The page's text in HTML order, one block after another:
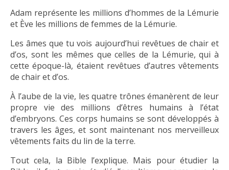
Adam représente les millions d’hommes de la Lémurie
et Ève les millions de femmes de la Lémurie.
Les âmes que tu vois aujourd’hui revêtues de chair et
d’os, sont les mêmes que celles de la Lémurie, qui à
cette époque-là, étaient revêtues d’autres vêtements
de chair et d’os.
À l’aube de la vie, les quatre trônes émanèrent de leur
propre vie des millions d’êtres humains à l’état
d’embryons. Ces corps humains se sont développés à
travers les âges, et sont maintenant nos merveilleux
vêtements faits du lin de la terre.
Tout cela, la Bible l’explique. Mais pour étudier la